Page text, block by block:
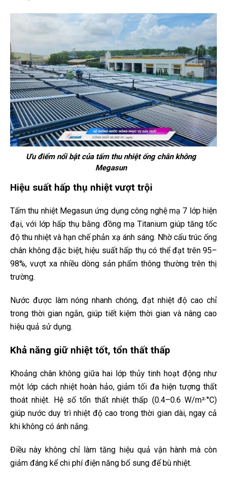
Ưu điểm nổi bật của tấm thu nhiệt ống chân không
Megasun
Hiệu suất hấp thụ nhiệt vượt trội
Tấm thu nhiệt Megasun ứng dụng công nghệ mạ 7 lớp hiện
đại, với lớp hấp thụ bằng đồng mạ Titanium giúp tăng tốc
độ thu nhiệt và hạn chế phản xạ ánh sáng. Nhờ cấu trúc ống
chân không đặc biệt, hiệu suất hấp thụ có thể đạt trên 95–
98%, vượt xa nhiều dòng sản phẩm thông thường trên thị
trường.
Nước được làm nóng nhanh chóng, đạt nhiệt độ cao chỉ
trong thời gian ngắn, giúp tiết kiệm thời gian và nâng cao
hiệu quả sử dụng.
Khả năng giữ nhiệt tốt, tổn thất thấp
Khoảng chân không giữa hai lớp thủy tinh hoạt động như
một lớp cách nhiệt hoàn hảo, giảm tối đa hiện tượng thất
thoát nhiệt. Hệ số tổn thất nhiệt thấp (0.4–0.6 W/m²·°C)
giúp nước duy trì nhiệt độ cao trong thời gian dài, ngay cả
khi không có ánh nắng.
Điều này không chỉ làm tăng hiệu quả vận hành mà còn
giảm đáng kể chi phí điện năng bổ sung để bù nhiệt.